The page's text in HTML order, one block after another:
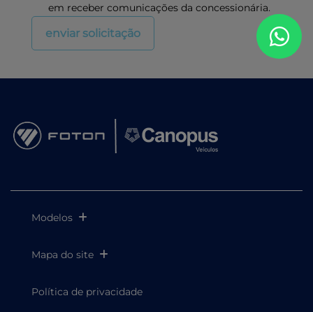
em receber comunicações da concessionária.
enviar solicitação
Modelos
Mapa do site
Política de privacidade